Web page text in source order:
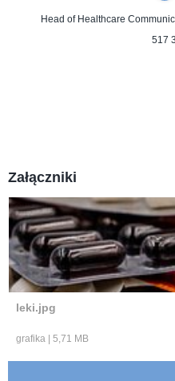
Head of Healthcare
517
Załączniki
leki.jpg
grafika | 5,71 MB